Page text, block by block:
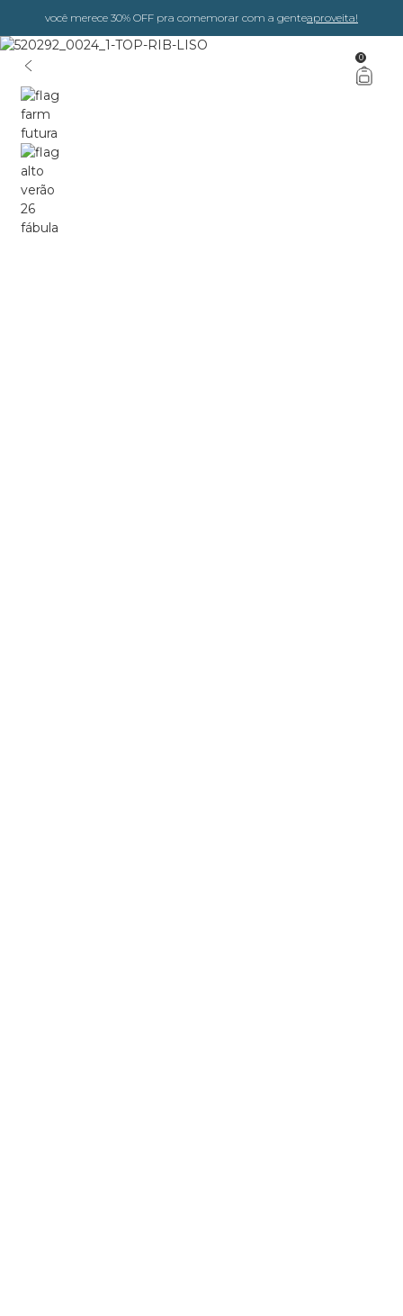
você merece 30% OFF pra comemorar com a genteaproveita!
0